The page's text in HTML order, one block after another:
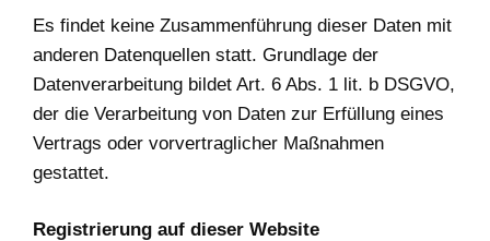
Es findet keine Zusammenführung dieser Daten mit
anderen Datenquellen statt. Grundlage der
Datenverarbeitung bildet Art. 6 Abs. 1 lit. b DSGVO,
der die Verarbeitung von Daten zur Erfüllung eines
Vertrags oder vorvertraglicher Maßnahmen
gestattet.
Registrierung auf dieser Website